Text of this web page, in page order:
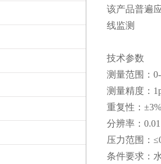
该产品普遍
线监测
技术参数
测量范围：
测量精度：
重复性：±3%
分辨率：
压力范围：
条件要求：